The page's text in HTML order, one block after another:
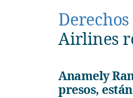
Airlines
Anamely Ramos: "Donde quiera que yo esté está Cuba, están los
presos,